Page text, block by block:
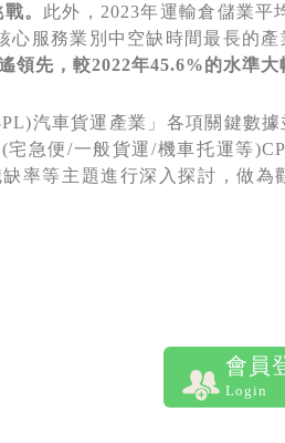
。 此外，2023年運輸倉儲業平
心服務業別中空缺時間最長的
領先，較2022年45.6%的水準大
汽車貨運產業」各項關鍵數
急便/一般貨運/機車托運等
率等主題進行深入探討，做為
會員
Login